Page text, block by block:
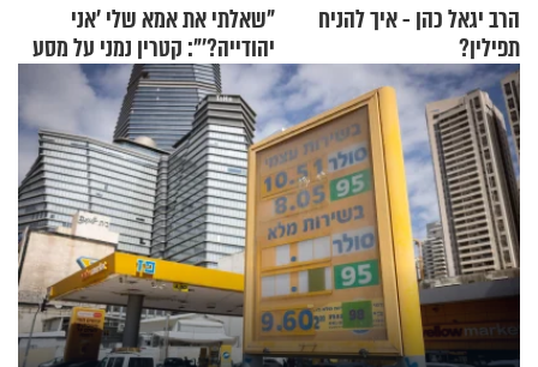
הרב יגאל כהן - איך להניח
תפילין?
"שאלתי את אמא שלי 'אני
יהודייה?'": קטרין נמני על מסע
ההתחזקות המרגש